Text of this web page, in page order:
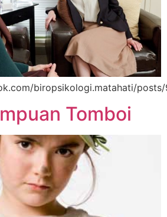
biropsikologi.matahati/posts/
Tomboi